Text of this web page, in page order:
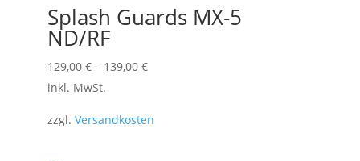
Optionen
auf
Splash Guards MX-5
ND/RF
129,00 €– 139,00 €
inkl. MwSt.
zzgl. Versandkosten